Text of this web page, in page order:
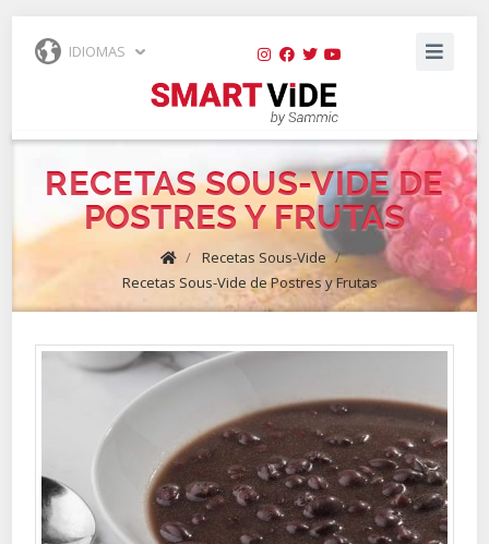
IDIOMAS
RECETAS SOUS-VIDE DE
POSTRES Y FRUTAS
/ Recetas Sous-Vide /
Recetas Sous-Vide de Postres y Frutas